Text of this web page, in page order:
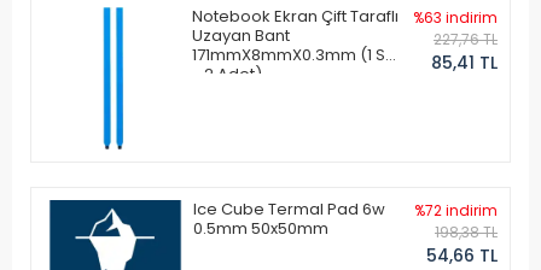
Notebook Ekran Çift Taraflı
Uzayan Bant
171mmX8mmX0.3mm (1 Set
- 2 Adet)
%63 indirim
227,76 TL
85,41 TL
Ice Cube Termal Pad 6w
0.5mm 50x50mm
%72 indirim
198,38 TL
54,66 TL